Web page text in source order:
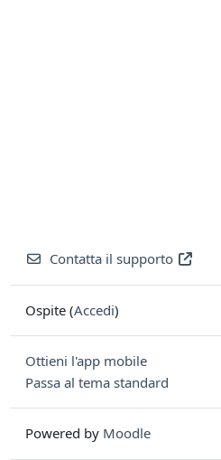
Contatta il supporto
Ospite (Accedi)
Ottieni l'app mobile
Passa al tema standard
Powered by Moodle